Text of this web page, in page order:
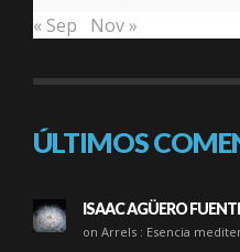
« Sep Nov »
ÚLTIMOS
ISAAC AGÜERO
on Arrels : Esencia